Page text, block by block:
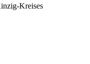
Kreises